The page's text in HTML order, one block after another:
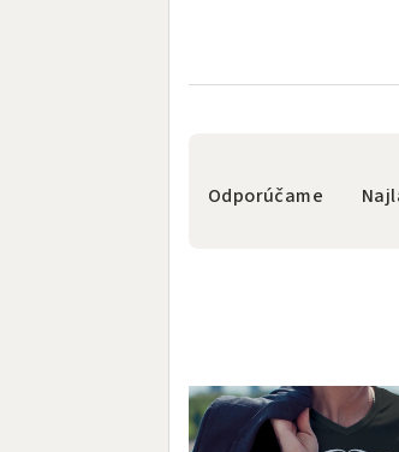
a
i
e
Odporúčame
V
ý